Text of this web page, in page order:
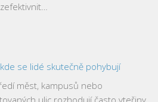
se lidé skutečně pohybují
měst, kampusů nebo
ulic rozhodují často vteřiny.